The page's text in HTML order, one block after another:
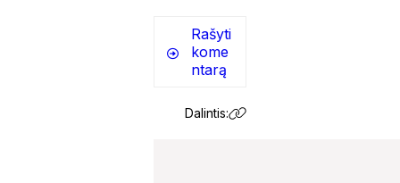
Rašyti
kome
ntarą
Dalintis: